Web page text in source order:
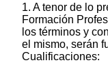
1. A tenor de lo
Formación
los términos y
el mismo, serán
Cualificaciones: